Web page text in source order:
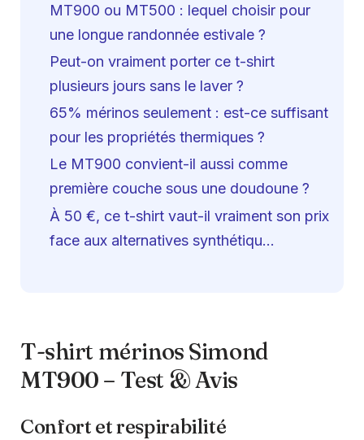
MT900 ou MT500 : lequel choisir pour
une longue randonnée estivale ?
Peut-on vraiment porter ce t-shirt
plusieurs jours sans le laver ?
65% mérinos seulement : est-ce suffisant
pour les propriétés thermiques ?
Le MT900 convient-il aussi comme
première couche sous une doudoune ?
À 50 €, ce t-shirt vaut-il vraiment son prix
face aux alternatives synthétiqu…
T-shirt mérinos Simond
MT900 – Test & Avis
Confort et respirabilité